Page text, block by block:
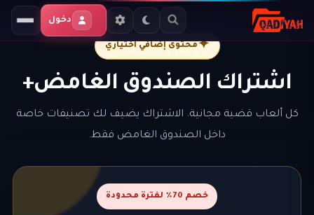
دخول
✦محتوى إضافي اختياري
اشتراك الصندوق الغامض+
كل ألعاب قضية مجانية. الاشتراك يضيف لك تصنيفات خاصة
داخل الصندوق الغامض فقط.
خصم 70٪ لفترة محدودة